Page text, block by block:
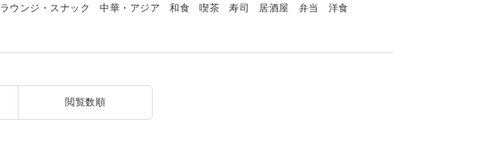
ラウンジ・スナック 中華・アジア 和食 喫茶 寿司 居酒屋 弁当
洋食
閲覧数順